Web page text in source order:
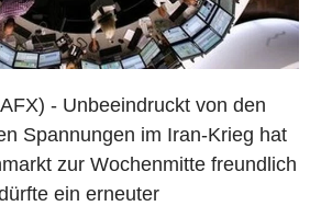
- Unbeeindruckt von den
Spannungen im Iran-Krieg hat
zur Wochenmitte freundlich
ein erneuter